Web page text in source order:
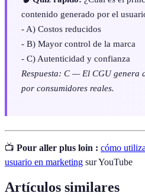
contenido generado por el
- A) Costos reducidos
- B) Mayor control de la marca
- C) Autenticidad y confianza
Respuesta: C — El CGU genera
por consumidores reales.
📺 Pour aller plus loin : cómo
usuario en marketing sur YouTube
Artículos similares